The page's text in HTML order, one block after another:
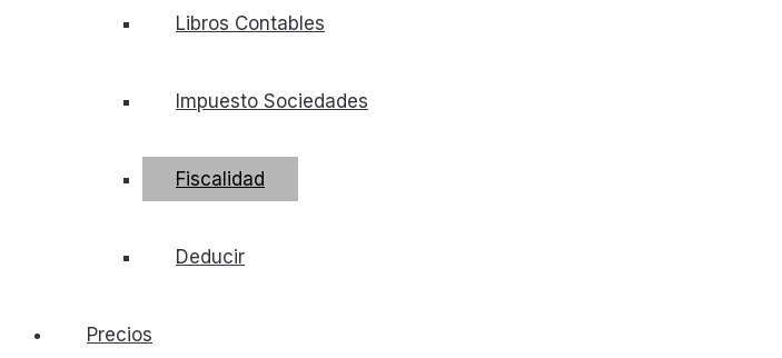
Libros Contables
Impuesto Sociedades
Fiscalidad
Deducir
Precios